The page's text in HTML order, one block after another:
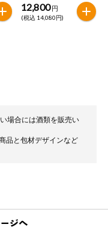
カシューナッツ
ため、ご使用前には
さい。
12,800 円
(税込 14,080円)
場合には酒類を販売い
品と包材デザインなど